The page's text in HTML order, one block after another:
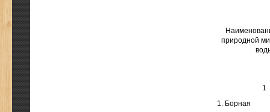
природной
1
1. Борная